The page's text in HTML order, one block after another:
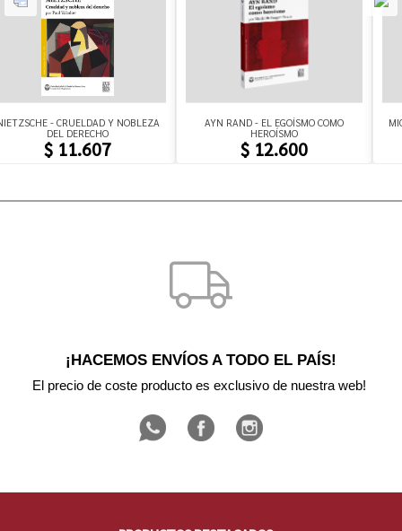
- CRUELDAD Y NOBLEZA
DEL DERECHO
$ 11.607
AYN RAND - EL EGOÍSMO COMO
HEROÍSMO
$ 12.600
¡HACEMOS ENVÍOS A TODO EL PAÍS!
El precio de coste producto es exclusivo de nuestra web!